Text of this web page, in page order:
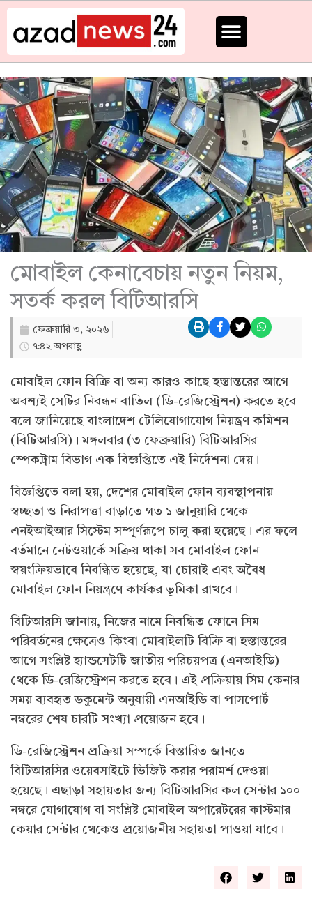
Skip
content
মোবাইল কেনাবেচায় নতুন নিয়ম,
সতর্ক করল বিটিআরসি
ফেব্রুয়ারি ৩, ২০২৬
৭:৪২ অপরাহ্ণ
মোবাইল ফোন বিক্রি বা অন্য কারও কাছে হস্তান্তরের আগে
অবশ্যই সেটির নিবন্ধন বাতিল (ডি-রেজিস্ট্রেশন) করতে হবে
বলে জানিয়েছে বাংলাদেশ টেলিযোগাযোগ নিয়ন্ত্রণ কমিশন
(বিটিআরসি)। মঙ্গলবার (৩ ফেব্রুয়ারি) বিটিআরসির
স্পেকট্রাম বিভাগ এক বিজ্ঞপ্তিতে এই নির্দেশনা দেয়।
বিজ্ঞপ্তিতে বলা হয়, দেশের মোবাইল ফোন ব্যবস্থাপনায়
স্বচ্ছতা ও নিরাপত্তা বাড়াতে গত ১ জানুয়ারি থেকে
এনইআইআর সিস্টেম সম্পূর্ণরূপে চালু করা হয়েছে। এর ফলে
বর্তমানে নেটওয়ার্কে সক্রিয় থাকা সব মোবাইল ফোন
স্বয়ংক্রিয়ভাবে নিবন্ধিত হয়েছে, যা চোরাই এবং অবৈধ
মোবাইল ফোন নিয়ন্ত্রণে কার্যকর ভূমিকা রাখবে।
বিটিআরসি জানায়, নিজের নামে নিবন্ধিত ফোনে সিম
পরিবর্তনের ক্ষেত্রেও কিংবা মোবাইলটি বিক্রি বা হস্তান্তরের
আগে সংশ্লিষ্ট হ্যান্ডসেটটি জাতীয় পরিচয়পত্র (এনআইডি)
থেকে ডি-রেজিস্ট্রেশন করতে হবে। এই প্রক্রিয়ায় সিম কেনার
সময় ব্যবহৃত ডকুমেন্ট অনুযায়ী এনআইডি বা পাসপোর্ট
নম্বরের শেষ চারটি সংখ্যা প্রয়োজন হবে।
ডি-রেজিস্ট্রেশন প্রক্রিয়া সম্পর্কে বিস্তারিত জানতে
বিটিআরসির ওয়েবসাইটে ভিজিট করার পরামর্শ দেওয়া
হয়েছে। এছাড়া সহায়তার জন্য বিটিআরসির কল সেন্টার ১০০
নম্বরে যোগাযোগ বা সংশ্লিষ্ট মোবাইল অপারেটরের কাস্টমার
কেয়ার সেন্টার থেকেও প্রয়োজনীয় সহায়তা পাওয়া যাবে।